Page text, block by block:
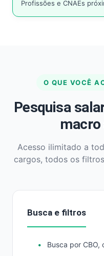
Profissões e CNAEs
O QUE VOCÊ
Pesquisa
macro
Acesso ilimitado a
cargos, todos os
Busca e filtros
Busca por CBO,